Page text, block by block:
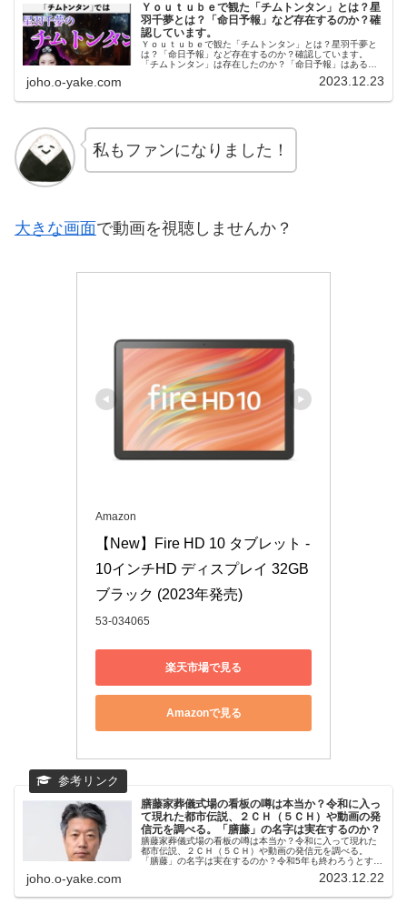
Ｙｏｕｔｕｂｅで観た「チムトンタン」とは？星
羽千夢とは？「命日予報」など存在するのか？確
認しています。
Ｙｏｕｔｕｂｅで観た「チムトンタン」とは？星羽千夢と
は？「命日予報」など存在するのか？確認しています。
「チムトンタン」は存在したのか？「命日予報」はあるの
joho.o-yake.com 2023.12.23
私もファンになりました！
大きな画面で動画を視聴しませんか？
Amazon
【New】Fire HD 10 タブレット -
10インチHD ディスプレイ 32GB
ブラック (2023年発売)
53-034065
楽天市場で見る
Amazonで見る
膳藤家葬儀式場の看板の噂は本当か？令和に入っ
て現れた都市伝説、２ＣＨ（５ＣＨ）や動画の発
信元を調べる。「膳藤」の名字は実在するのか？
膳藤家葬儀式場の看板の噂は本当か？令和に入って現れた
都市伝説、２ＣＨ（５ＣＨ）や動画の発信元を調べる。
「膳藤」の名字は実在するのか？令和5年も終わろうとする
joho.o-yake.com 2023.12.22